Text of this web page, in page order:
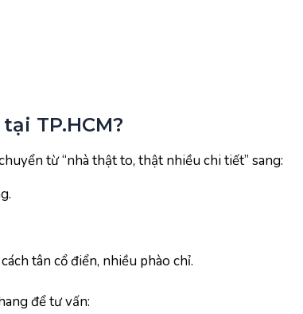
TP.HCM?
từ “nhà thật to, thật nhiều chi tiết” sang:
tân cổ điển, nhiều phào chỉ.
để tư vấn: